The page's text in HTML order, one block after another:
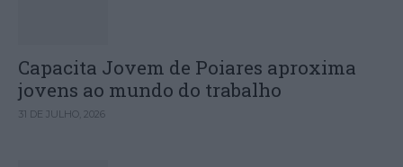
Capacita Jovem de Poiares aproxima
jovens ao mundo do trabalho
31 DE JULHO, 2026